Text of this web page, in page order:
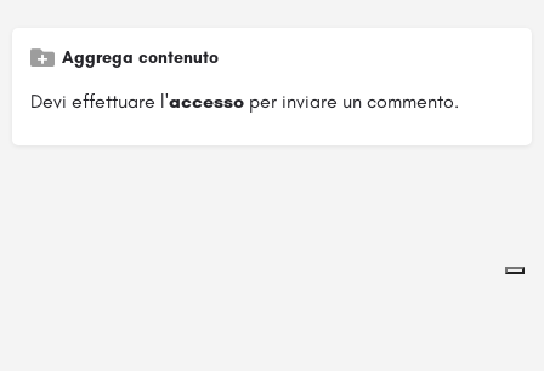
Aggrega contenuto
Devi effettuare l'accesso per inviare un commento.